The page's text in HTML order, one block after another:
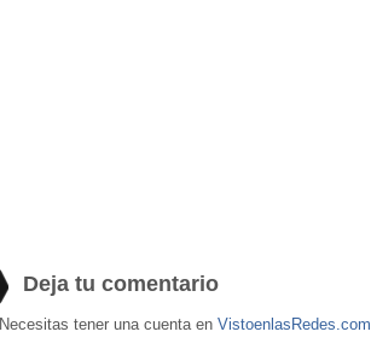
Deja tu comentario
Necesitas tener una cuenta en VistoenlasRedes.com